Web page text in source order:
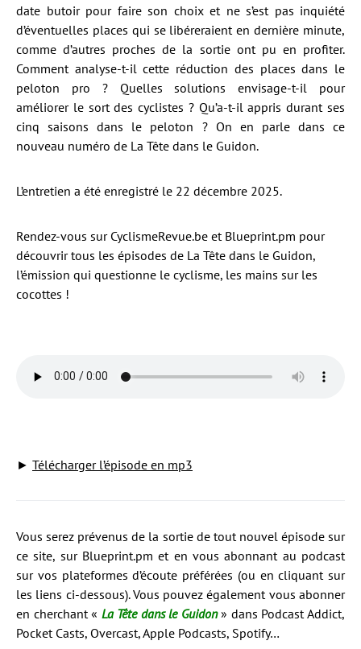
date butoir pour faire son choix et ne s’est pas inquiété
d’éventuelles places qui se libéreraient en dernière minute,
comme d’autres proches de la sortie ont pu en profiter.
Comment analyse-t-il cette réduction des places dans le
peloton pro ? Quelles solutions envisage-t-il pour
améliorer le sort des cyclistes ? Qu’a-t-il appris durant ses
cinq saisons dans le peloton ? On en parle dans ce
nouveau numéro de La Tête dans le Guidon.
L’entretien a été enregistré le 22 décembre 2025.
Rendez-vous sur CyclismeRevue.be et Blueprint.pm pour
découvrir tous les épisodes de La Tête dans le Guidon,
l’émission qui questionne le cyclisme, les mains sur les
cocottes !
► Télécharger l’épisode en mp3
Vous serez prévenus de la sortie de tout nouvel épisode sur
ce site, sur Blueprint.pm et en vous abonnant au podcast
sur vos plateformes d’écoute préférées (ou en cliquant sur
les liens ci-dessous). Vous pouvez également vous abonner
en cherchant « La Tête dans le Guidon» dans Podcast Addict,
Pocket Casts, Overcast, Apple Podcasts, Spotify…